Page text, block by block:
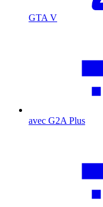
GTA V
avec G2A Plus